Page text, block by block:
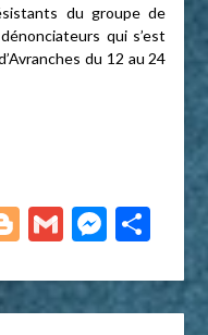
du groupe de
qui s’est
du 12 au 24
Blogger
Gmail